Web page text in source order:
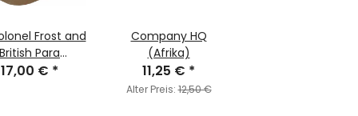
Frost and
British Para
(LW)
17,00 € *
Company HQ
(Afrika)
11,25 € *
Alter Preis:12,50 €